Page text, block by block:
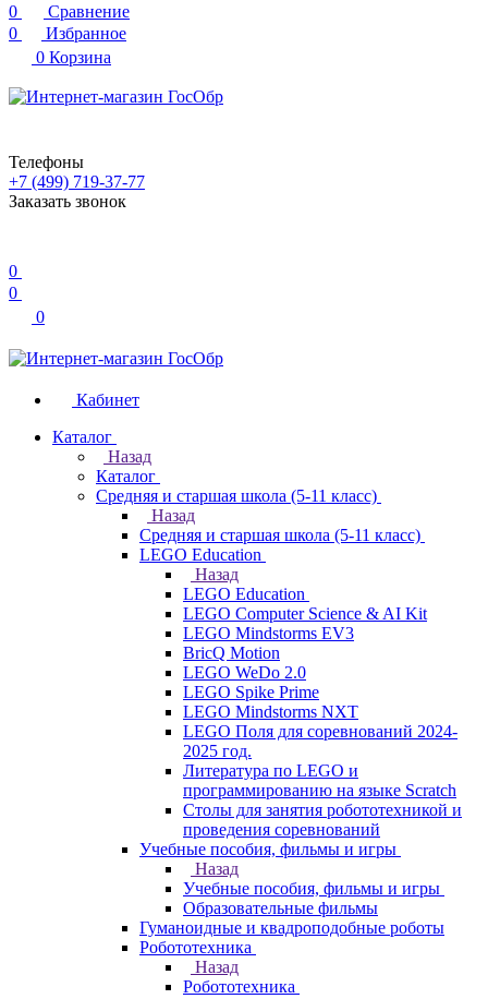
0
Сравнение
0
Избранное
0 Корзина
Телефоны
+7 (499) 719-37-77
Заказать звонок
0
0
0
Кабинет
Каталог
Назад
Каталог
Средняя и старшая школа (5-11 класс)
Назад
Средняя и старшая школа (5-11 класс)
LEGO Education
Назад
LEGO Education
LEGO Computer Science & AI Kit
LEGO Mindstorms EV3
BricQ Motion
LEGO WeDo 2.0
LEGO Spike Prime
LEGO Mindstorms NXT
LEGO Поля для соревнований 2024-
2025 год.
Литература по LEGO и
программированию на языке Scratch
Столы для занятия робототехникой и
проведения соревнований
Учебные пособия, фильмы и игры
Назад
Учебные пособия, фильмы и игры
Образовательные фильмы
Гуманоидные и квадроподобные роботы
Робототехника
Назад
Робототехника